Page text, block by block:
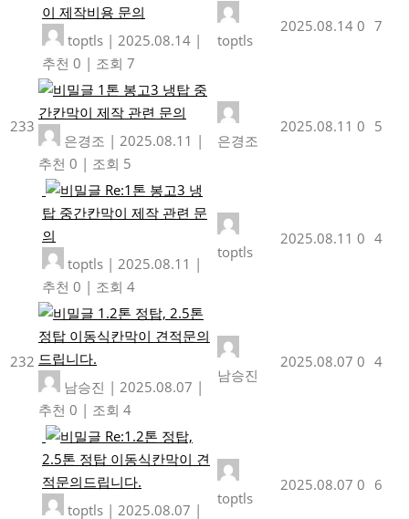
이 제작비용 문의
toptls | 2025.08.14 |
추천 0 | 조회 7
toptls
2025.08.14 0 7
233
1톤 봉고3 냉탑 중
간칸막이 제작 관련 문의
은경조 | 2025.08.11 |
추천 0 | 조회 5
은경조
2025.08.11 0 5
Re:1톤 봉고3 냉
탑 중간칸막이 제작 관련 문
의
toptls | 2025.08.11 |
추천 0 | 조회 4
toptls
2025.08.11 0 4
232
1.2톤 정탑, 2.5톤
정탑 이동식칸막이 견적문의
드립니다.
남승진 | 2025.08.07 |
추천 0 | 조회 4
남승진
2025.08.07 0 4
Re:1.2톤 정탑,
2.5톤 정탑 이동식칸막이 견
적문의드립니다.
toptls | 2025.08.07 |
toptls
2025.08.07 0 6